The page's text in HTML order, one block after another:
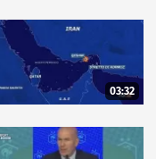
03:32